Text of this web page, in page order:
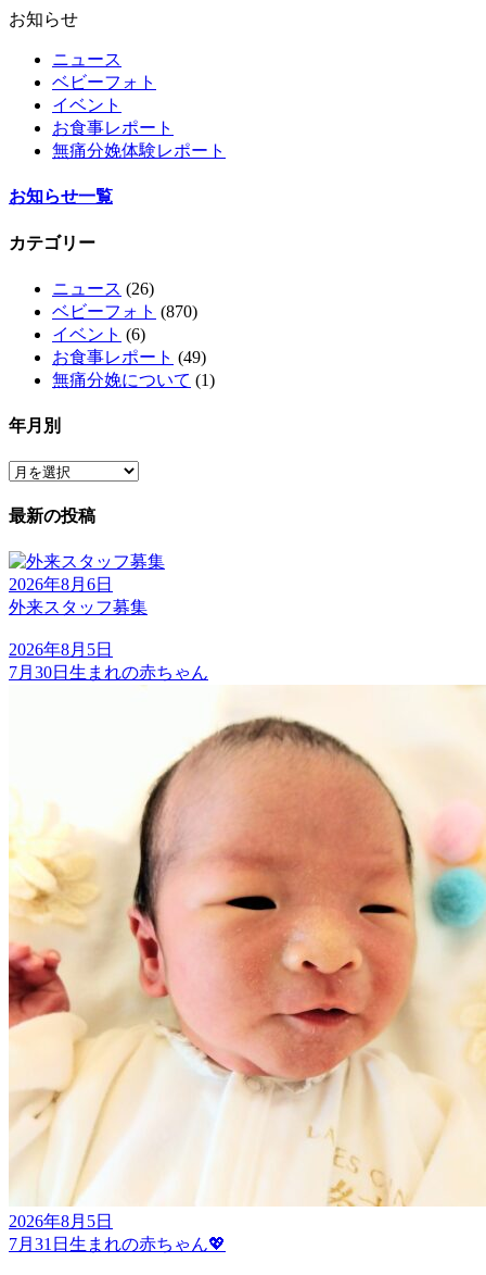
お知らせ
ニュース
ベビーフォト
イベント
お食事レポート
無痛分娩体験レポート
お知らせ一覧
カテゴリー
ニュース (26)
ベビーフォト (870)
イベント (6)
お食事レポート (49)
無痛分娩について (1)
年月別
最新の投稿
2026年8月6日
外来スタッフ募集
2026年8月5日
7月30日生まれの赤ちゃん
2026年8月5日
7月31日生まれの赤ちゃん💖